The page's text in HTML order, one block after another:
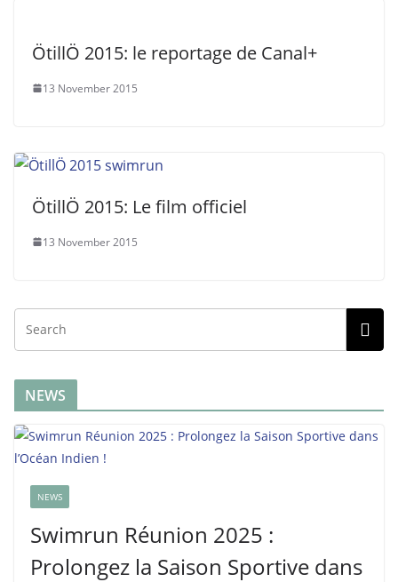
ÖtillÖ 2015: le reportage de Canal+
13 November 2015
ÖtillÖ 2015: Le film officiel
13 November 2015
NEWS
NEWS
Swimrun Réunion 2025 :
Prolongez la Saison Sportive dans